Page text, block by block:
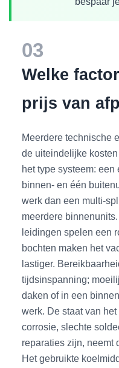
03
Welke
prijs van
Meerdere technische
de uiteindelijke
het type systeem:
binnen- en één
werk dan een multi-
meerdere
leidingen spelen een
bochten maken het
lastiger.
tijdsinspanning;
daken of in een
werk. De staat van
corrosie, slechte
reparaties zijn, neemt
Het gebruikte